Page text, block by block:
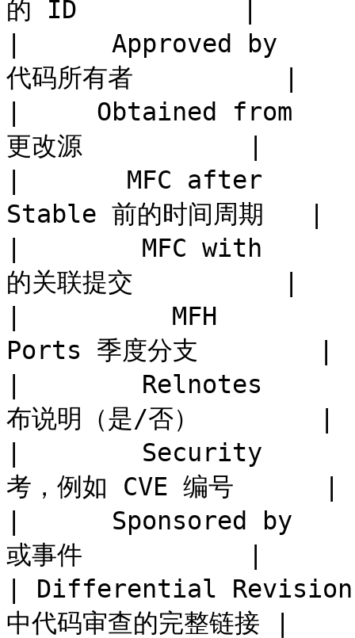
的 ID           |
|      Approved by
代码所有者          |
|     Obtained from
更改源           |
|       MFC after
Stable 前的时间周期   |
|        MFC with
的关联提交          |
|          MFH          |
Ports 季度分支        |
|        Relnotes       |
布说明（是/否）        |
|        Security       |
考，例如 CVE 编号      |
|      Sponsored by
或事件           |
| Differential Revision
中代码审查的完整链接 |